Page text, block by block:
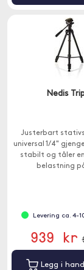
Nedis
Justerbart
universal 1/4"
stabilt og tåler
belastning
Levering ca. 4-
939 kr
Legg i